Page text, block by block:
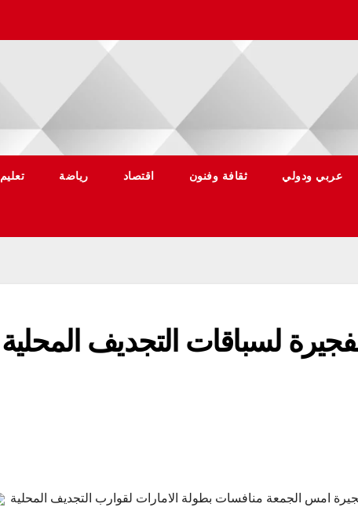
عربي ودولي ثقافة وفنون اقتصاد رياضة تعليم
لسباقات التجديف المحلية
امس الجمعة منافسات بطولة الامارات لقوارب التجديف المحلية